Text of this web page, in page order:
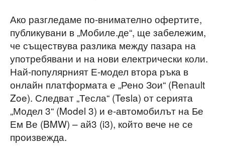
Ако разгледаме по-внимателно офертите,
публикувани в „Мобиле.де“, ще забележим,
че съществува разлика между пазара на
употребявани и на нови електрически коли.
Най-популярният Е-модел втора ръка в
онлайн платформата е „Рено Зои“ (Renault
Zoe). Следват „Тесла“ (Tesla) от серията
„Модел 3“ (Model 3) и е-автомобилът на Бе
Ем Ве (BMW) – ай3 (i3), който вече не се
произвежда.